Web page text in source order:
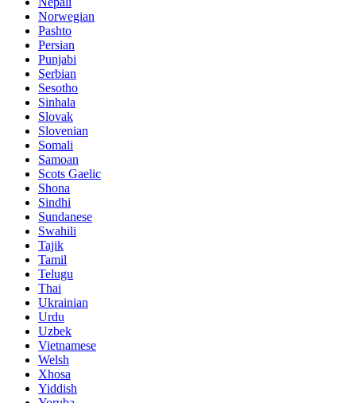
Norwegian
Pashto
Persian
Punjabi
Serbian
Sesotho
Sinhala
Slovak
Slovenian
Somali
Samoan
Scots Gaelic
Shona
Sindhi
Sundanese
Swahili
Tajik
Tamil
Telugu
Thai
Ukrainian
Urdu
Uzbek
Vietnamese
Welsh
Xhosa
Yiddish